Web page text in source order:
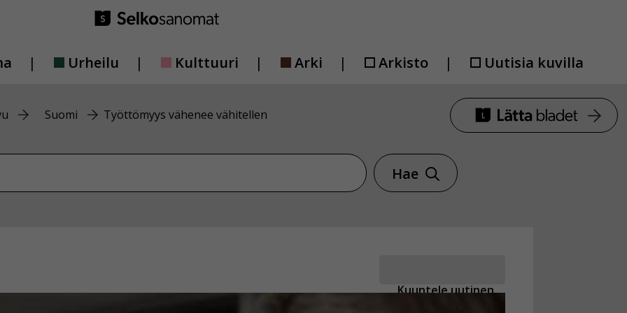
Urheilu Kulttuuri Arki Arkisto Uutisia kuvilla
Suomi Työttömyys vähenee vähitellen
Hae
Kuuntele uutinen